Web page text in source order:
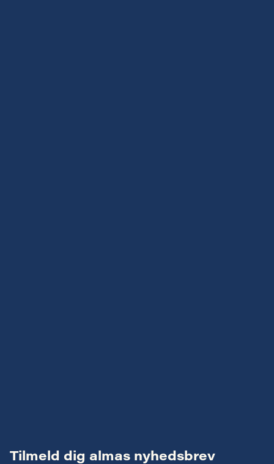
Tilmeld dig almas nyhedsbrev